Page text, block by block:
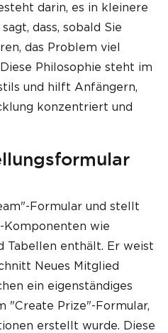
darin, es in kleinere
dass, sobald Sie
das Problem viel
Philosophie steht im
und hilft Anfängern,
konzentriert und
Formular und stellt
Komponenten wie
Tabellen enthält. Er weist
Neues Mitglied
ein eigenständiges
"Create Prize"-Formular,
erstellt wurde. Diese